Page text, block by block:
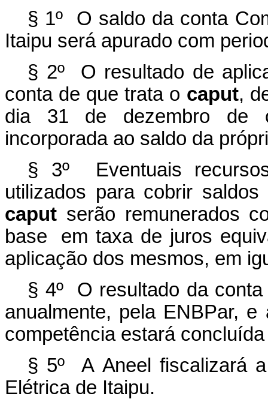
§ 1º O saldo da conta
Itaipu será apurado com
§ 2º O resultado de
conta de que trata o caput,
dia 31 de dezembro de
incorporada ao saldo da
§ 3º Eventuais
utilizados para cobrir saldos
caput serão remunerados
base
em taxa de juros
aplicação dos mesmos, em
§ 4º O resultado da
anualmente, pela ENBPar, e
competência estará
§ 5º A Aneel fiscalizaráa
Elétrica de Itaipu.